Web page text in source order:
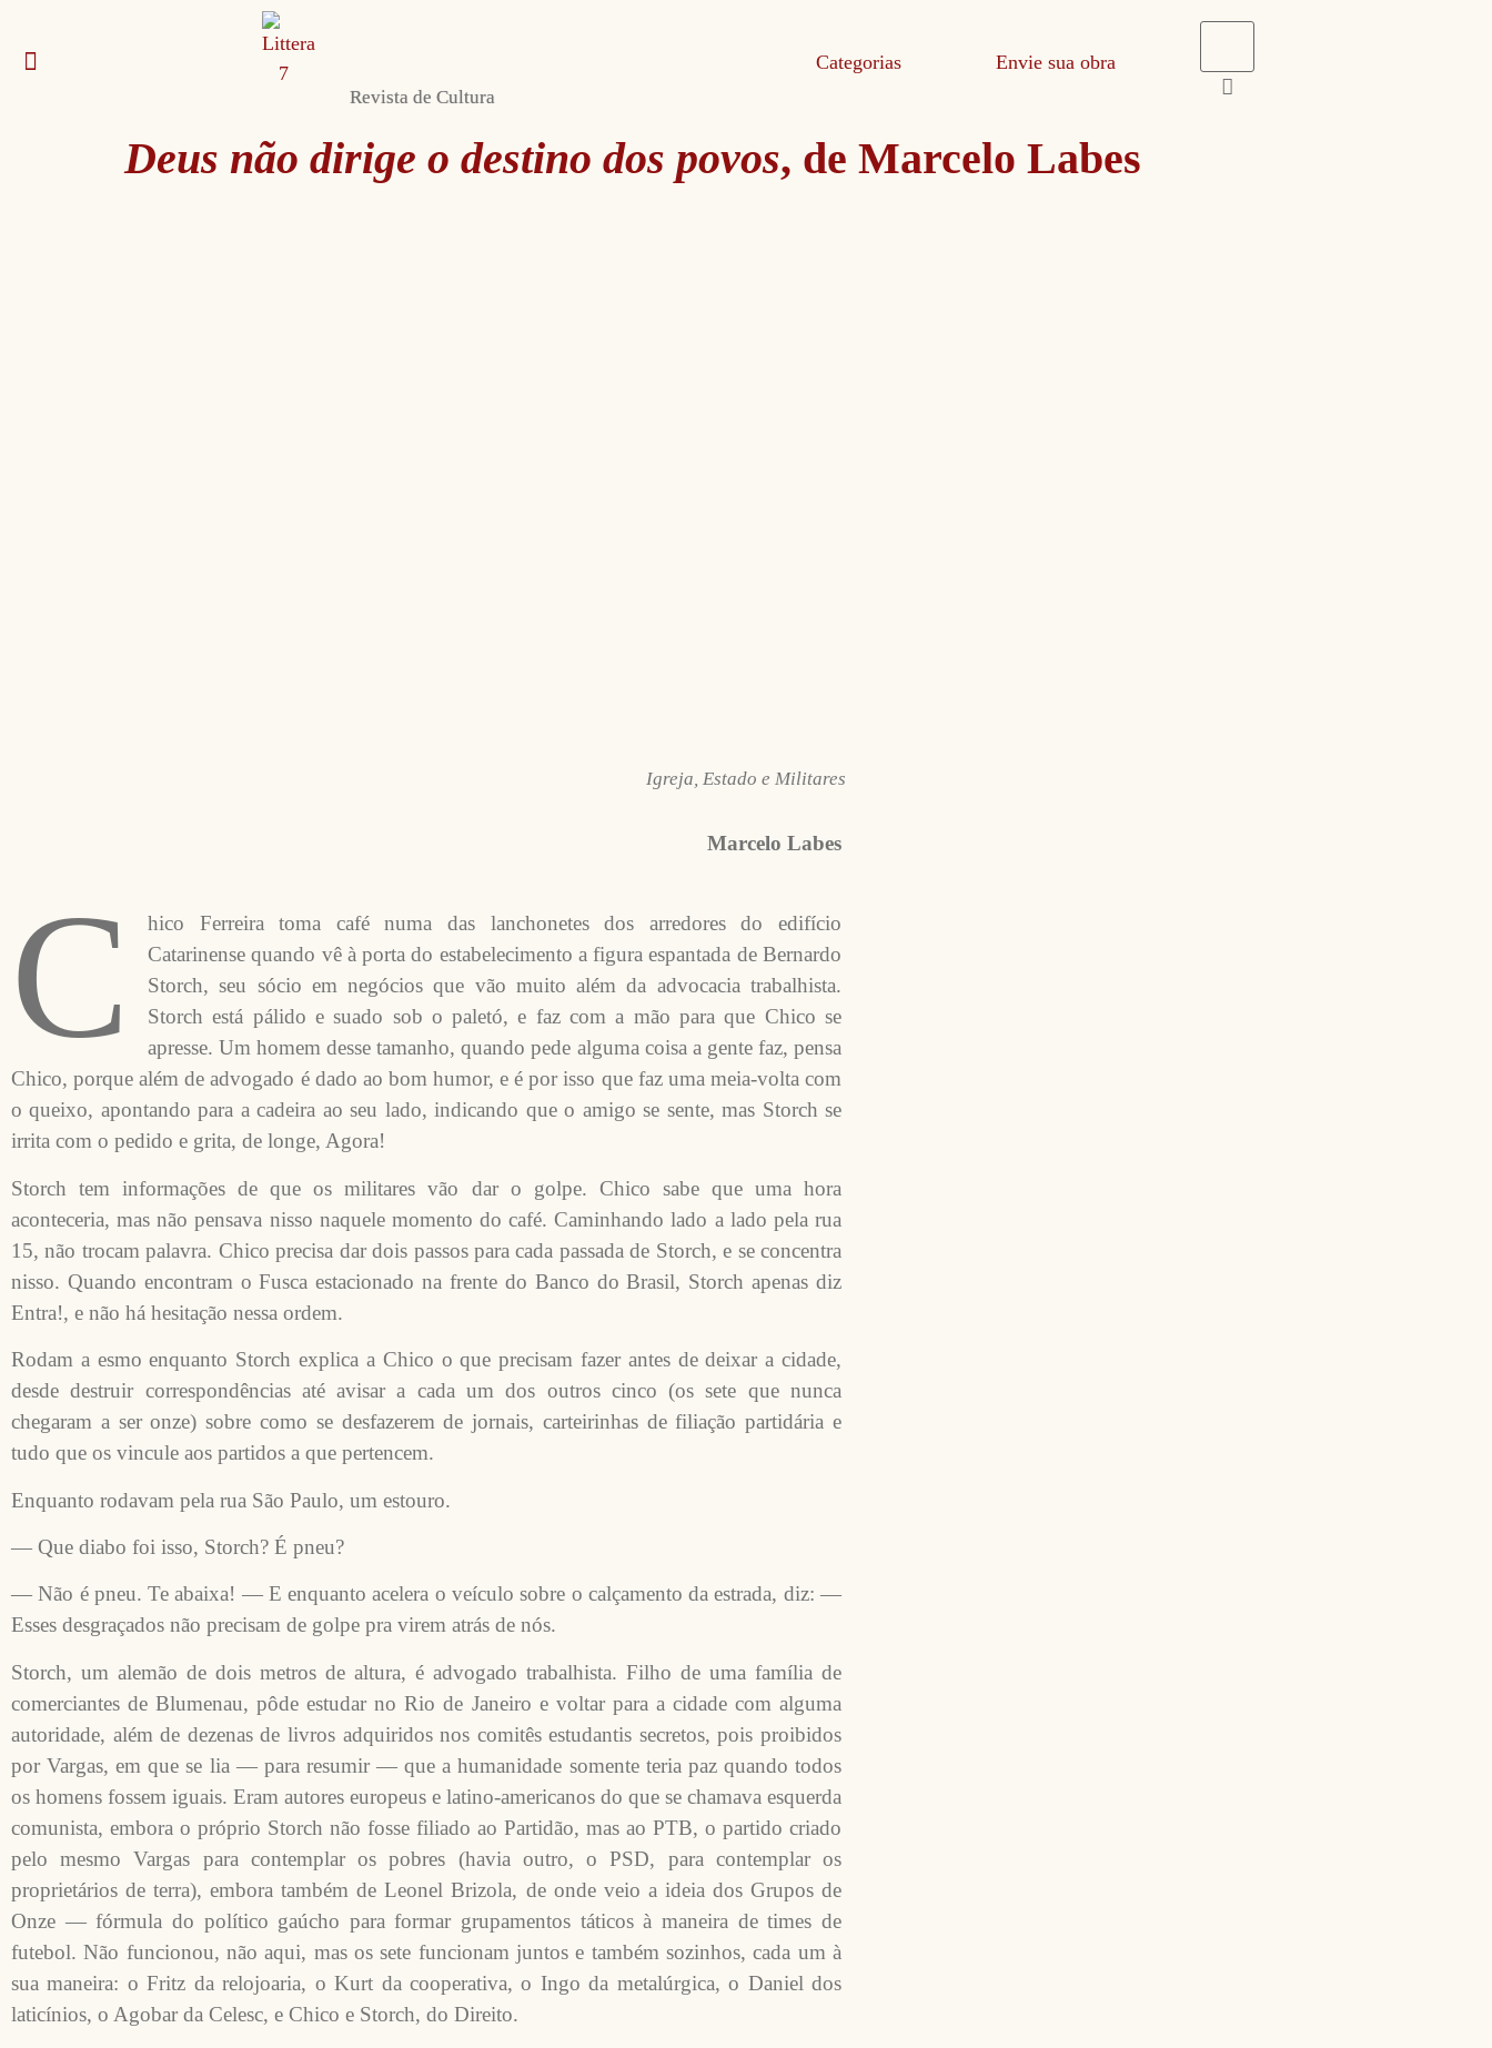
Revista de Cultura
Categorias Envie sua obra
Deus não dirige o destino dos povos, de Marcelo Labes
Igreja, Estado e Militares
Marcelo Labes
C
hico Ferreira toma café numa das lanchonetes dos arredores do edifício
Catarinense quando vê à porta do estabelecimento a figura espantada de Bernardo
Storch, seu sócio em negócios que vão muito além da advocacia trabalhista.
Storch está pálido e suado sob o paletó, e faz com a mão para que Chico se
apresse. Um homem desse tamanho, quando pede alguma coisa a gente faz, pensa
Chico, porque além de advogado é dado ao bom humor, e é por isso que faz uma meia-volta com
o queixo, apontando para a cadeira ao seu lado, indicando que o amigo se sente, mas Storch se
irrita com o pedido e grita, de longe, Agora!
Storch tem informações de que os militares vão dar o golpe. Chico sabe que uma hora
aconteceria, mas não pensava nisso naquele momento do café. Caminhando lado a lado pela rua
15, não trocam palavra. Chico precisa dar dois passos para cada passada de Storch, e se concentra
nisso. Quando encontram o Fusca estacionado na frente do Banco do Brasil, Storch apenas diz
Entra!, e não há hesitação nessa ordem.
Rodam a esmo enquanto Storch explica a Chico o que precisam fazer antes de deixar a cidade,
desde destruir correspondências até avisar a cada um dos outros cinco (os sete que nunca
chegaram a ser onze) sobre como se desfazerem de jornais, carteirinhas de filiação partidária e
tudo que os vincule aos partidos a que pertencem.
Enquanto rodavam pela rua São Paulo, um estouro.
— Que diabo foi isso, Storch? É pneu?
— Não é pneu. Te abaixa! — E enquanto acelera o veículo sobre o calçamento da estrada, diz: —
Esses desgraçados não precisam de golpe pra virem atrás de nós.
Storch, um alemão de dois metros de altura, é advogado trabalhista. Filho de uma família de
comerciantes de Blumenau, pôde estudar no Rio de Janeiro e voltar para a cidade com alguma
autoridade, além de dezenas de livros adquiridos nos comitês estudantis secretos, pois proibidos
por Vargas, em que se lia — para resumir — que a humanidade somente teria paz quando todos
os homens fossem iguais. Eram autores europeus e latino-americanos do que se chamava esquerda
comunista, embora o próprio Storch não fosse filiado ao Partidão, mas ao PTB, o partido criado
pelo mesmo Vargas para contemplar os pobres (havia outro, o PSD, para contemplar os
proprietários de terra), embora também de Leonel Brizola, de onde veio a ideia dos Grupos de
Onze — fórmula do político gaúcho para formar grupamentos táticos à maneira de times de
futebol. Não funcionou, não aqui, mas os sete funcionam juntos e também sozinhos, cada um à
sua maneira: o Fritz da relojoaria, o Kurt da cooperativa, o Ingo da metalúrgica, o Daniel dos
laticínios, o Agobar da Celesc, e Chico e Storch, do Direito.